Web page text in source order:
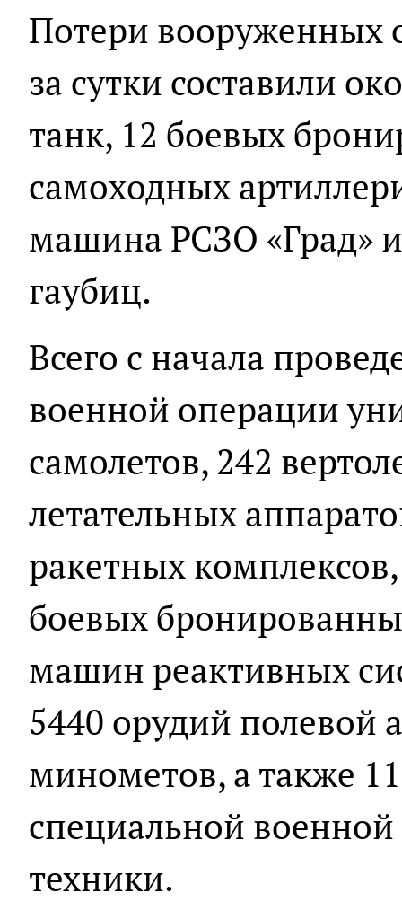
Потери вооруженных
за сутки составили
танк, 12 боевых
самоходных
машина РСЗО «Град»
гаубиц.
Всего с начала
военной операции
самолетов, 242
летательных
ракетных
боевых
машин реактивных
5440 орудий полевой
минометов, а также
специальной
техники.